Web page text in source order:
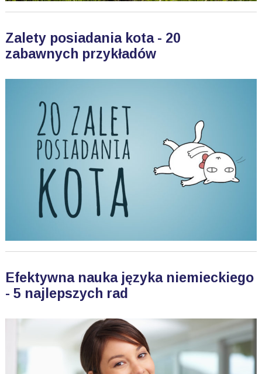
Zalety posiadania kota - 20
zabawnych przykładów
Efektywna nauka języka niemieckiego
- 5 najlepszych rad